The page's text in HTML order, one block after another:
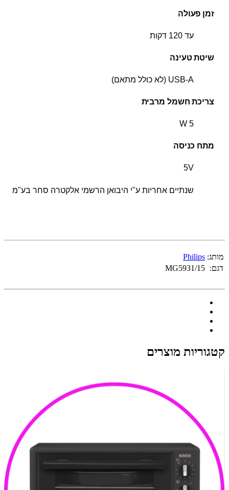
זמן פעולה
עד 120 דקות
שיטת טעינה
USB-A (לא כולל מתאם)
צריכת חשמל מרבית
5 W
מתח כניסה
5V
שנתיים אחריות ע"י היבואן הרשמי אלקטרה סחר בע"מ
מותג: Philips
דגם: MG5931/15
קטגוריות מוצרים